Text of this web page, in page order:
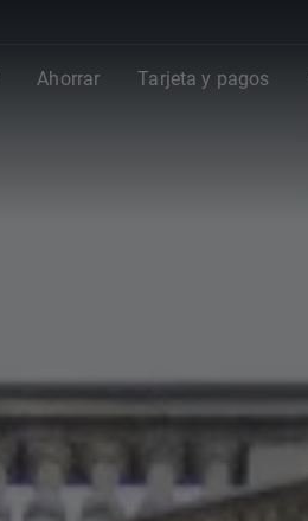
Ahorrar Tarjeta y pagos